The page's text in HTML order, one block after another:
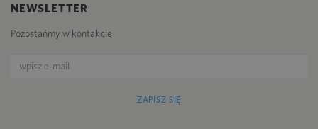
NEWSLETTER
Pozostańmy w kontakcie
ZAPISZ SIĘ